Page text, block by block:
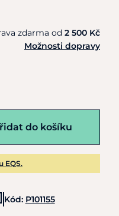
zdarma od 2 500 Kč
Možnosti dopravy
do košíku
EQS.
Kód: P101155